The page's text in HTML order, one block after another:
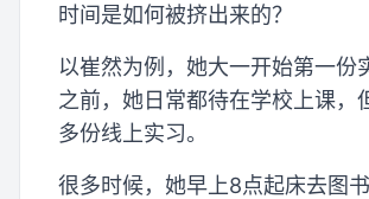
时间是如何被挤出来的？
以崔然为例，她大一开始第一份
之前，她日常都待在学校上课，
多份线上实习。
很多时候，她早上8点起床去图